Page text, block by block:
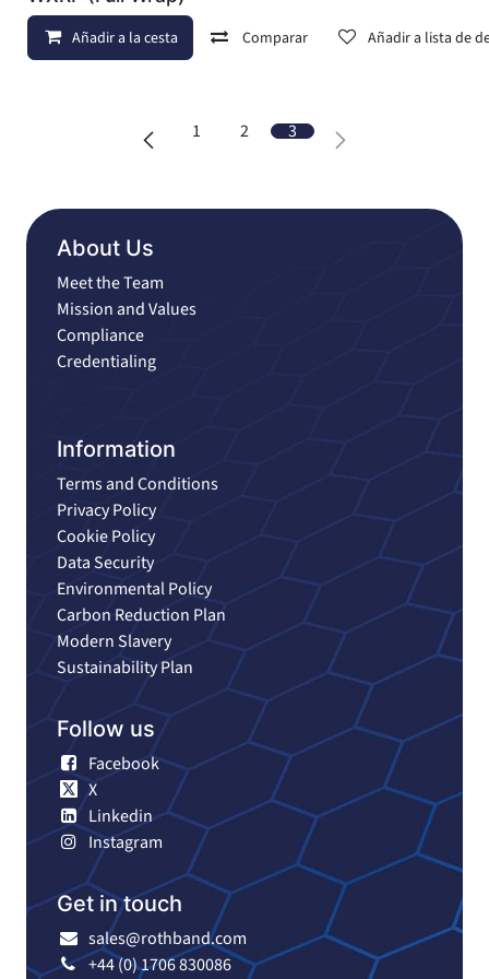
Añadir a la cesta Comparar Añadir a lista de
1 2 3
About Us
Meet the Team
Mission and Values
Compliance
Credentialing
Information
Terms and Conditions
Privacy Policy
Cookie Policy
Data Security
Environmental Policy
Carbon Reduction Plan
Modern Slavery
Sustainability Plan
Follow us
Facebook
X
Linkedin
Instagram
Get in touch
sales@rothband.com
+44 (0) 1706 830086